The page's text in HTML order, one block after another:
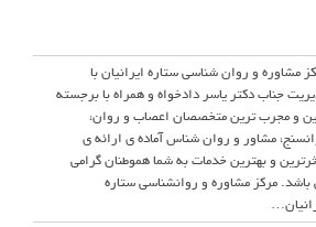
مشاوره و روان شناسی ستاره ایرانیان با
جناب دکتر یاسر دادخواه و همراه با برجسته
و مجرب ترین متخصصان اعصاب و روان،
مشاور و روان شناس آماده ی ارائه ی
و بهترین خدمات به شما هموطنان گرامی
باشد. مرکز مشاوره و روانشناسی ستاره